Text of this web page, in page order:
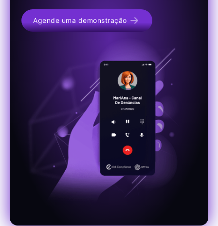
Agende uma demonstração